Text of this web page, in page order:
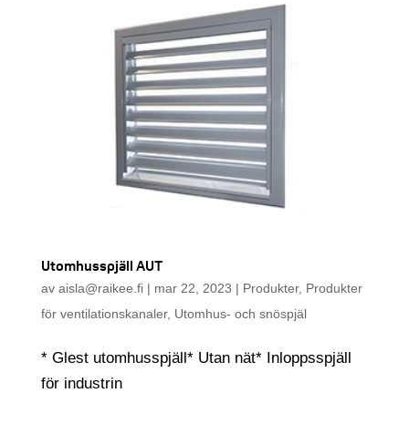
Utomhusspjäll AUT
av aisla@raikee.fi| mar 22, 2023 | Produkter, Produkter
för ventilationskanaler, Utomhus- och snöspjäl
* Glest utomhusspjäll* Utan nät* Inloppsspjäll
för industrin